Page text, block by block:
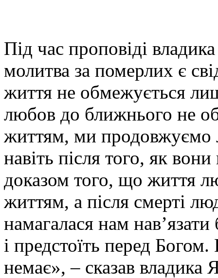
Під час проповіді
молитва за померлих є
життя не обмежується
любов до ближнього не
життям, ми
навіть після того, як
доказом того, що життя
життям, а після смерті
намагалася нам
і предстоїть перед
немає», – сказав владика